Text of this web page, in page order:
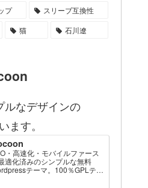
プ
スリーブ互換性
猫 石川遼
ルなデザインの
ます。
・高速化・モバイルファース
適化済みのシンプルな無料
テーマ。100％GPLテー